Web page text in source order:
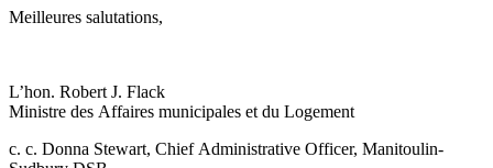
Meilleures salutations,
L’hon. Robert J. Flack
Ministre des Affaires municipales et du Logement
c. c. Donna Stewart, Chief Administrative Officer, Manitoulin-